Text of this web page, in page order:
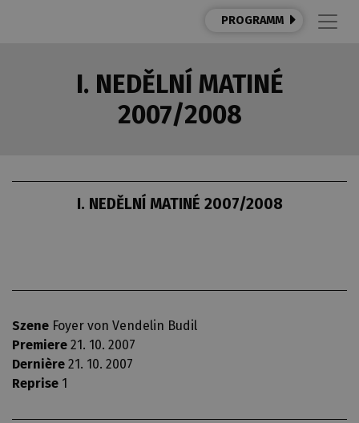
PROGRAMM
I. NEDĚLNÍ MATINÉ
2007/2008
I. NEDĚLNÍ MATINÉ 2007/2008
Szene Foyer von Vendelin Budil
Premiere 21. 10. 2007
Dernière 21. 10. 2007
Reprise 1